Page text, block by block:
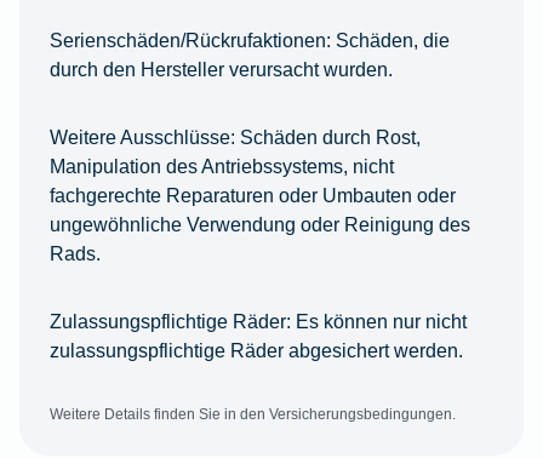
Serienschäden/Rückrufaktionen: Schäden, die
durch den Hersteller verursacht wurden.
Weitere Ausschlüsse: Schäden durch Rost,
Manipulation des Antriebssystems, nicht
fachgerechte Reparaturen oder Umbauten oder
ungewöhnliche Verwendung oder Reinigung des
Rads.
Zulassungspflichtige Räder: Es können nur nicht
zulassungspflichtige Räder abgesichert werden.
Weitere Details finden Sie in den Versicherungsbedingungen.